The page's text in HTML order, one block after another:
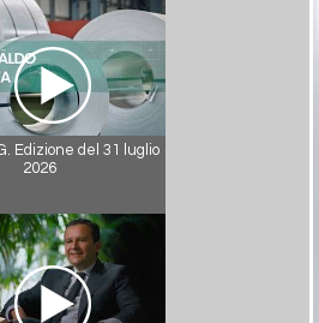
Edizione del 31 luglio
2026